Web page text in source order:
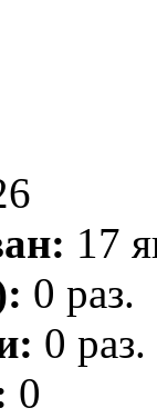
17
0 раз.
0 раз.
0